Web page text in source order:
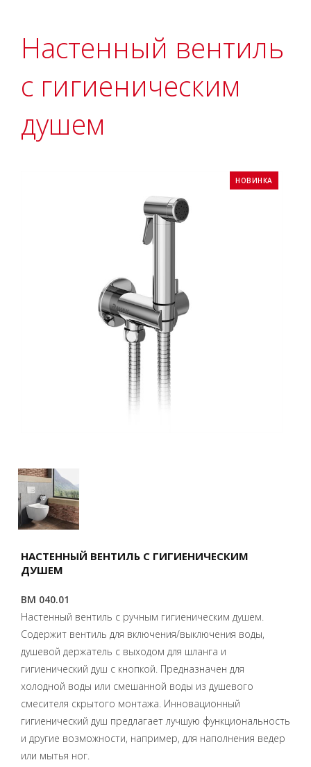
Настенный вентиль
с гигиеническим
душем
НОВИНКА
НАСТЕННЫЙ ВЕНТИЛЬ С ГИГИЕНИЧЕСКИМ
ДУШЕМ
BM 040.01
Настенный вентиль с ручным гигиеническим душем.
Содержит вентиль для включения/выключения воды,
душевой держатель с выходом для шланга и
гигиенический душ с кнопкой. Предназначен для
холодной воды или смешанной воды из душевого
смесителя скрытого монтажа. Инновационный
гигиенический душ предлагает лучшую функциональность
и другие возможности, например, для наполнения ведер
или мытья ног.